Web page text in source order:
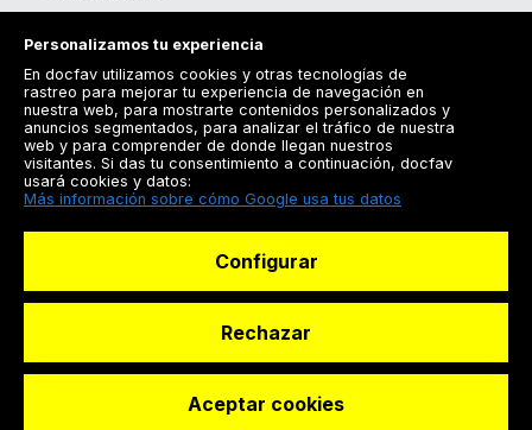
Registrarse
Docfav
© Dashboard Technologies S.L
Personalizamos tu experiencia
En docfav utilizamos cookies y otras tecnologías de
rastreo para mejorar tu experiencia de navegación en
nuestra web, para mostrarte contenidos personalizados y
anuncios segmentados, para analizar el tráfico de nuestra
web y para comprender de donde llegan nuestros
visitantes. Si das tu consentimiento a continuación, docfav
usará cookies y datos:
Más información sobre cómo Google usa tus datos
Configurar
Rechazar
Aceptar cookies